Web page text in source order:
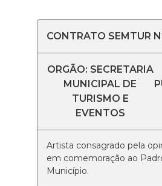
CONTRATO SEMTUR
ORGÃO: SECRETARIA
MUNICIPAL DE
TURISMO E
EVENTOS
Artista consagrado pela
em comemoração ao
Município.